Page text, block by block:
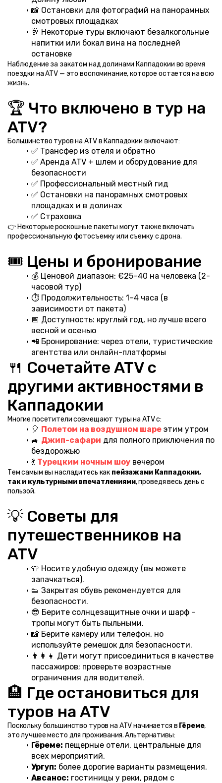
📸 Остановки для фотографий на панорамных
смотровых площадках
🥂 Некоторые туры включают безалкогольные
напитки или бокал вина на последней
остановке
Наблюдение за закатом над долинами Каппадокии во время
поездки на ATV — это воспоминание, которое остается на всю
жизнь.
🏆 Что включено в тур на
ATV?
Большинство туров на ATV в Каппадокии включают:
✅ Трансфер из отеля и обратно
✅ Аренда ATV + шлем и оборудование для
безопасности
✅ Профессиональный местный гид
✅ Остановки на панорамных смотровых
площадках и в долинах
✅ Страховка
👉 Некоторые роскошные пакеты могут также включать
профессиональную фотосъемку или съемку с дрона.
🎟️ Цены и бронирование
💰 Ценовой диапазон: €25–40 на человека (2-
часовой тур)
⏱️ Продолжительность: 1–4 часа (в
зависимости от пакета)
📅 Доступность: круглый год, но лучше всего
весной и осенью
📲 Бронирование: через отели, туристические
агентства или онлайн-платформы
🍴 Сочетайте ATV с
другими активностями в
Каппадокии
Многие посетители совмещают туры на ATV с:
🎈 Полетом на воздушном шаре этим утром
🚙 Джип-сафари для полного приключения по
бездорожью
💃 Турецким ночным шоу вечером
Тем самым вы насладитесь как пейзажами Каппадокии,
так и культурными впечатлениями, проведя весь день с
пользой.
💡 Советы для
путешественников на
ATV
👕 Носите удобную одежду (вы можете
запачкаться).
👟 Закрытая обувь рекомендуется для
безопасности.
😎 Берите солнцезащитные очки и шарф –
тропы могут быть пыльными.
📸 Берите камеру или телефон, но
используйте ремешок для безопасности.
👨‍👩‍👧 Дети могут присоединиться в качестве
пассажиров; проверьте возрастные
ограничения для водителей.
🏨 Где остановиться для
туров на ATV
Поскольку большинство туров на ATV начинается в Гёреме,
это лучшее место для проживания. Альтернативы:
Гёреме: пещерные отели, центральные для
всех мероприятий.
Ургуп: более дорогие варианты размещения.
Авсанос: гостиницы у реки, рядом с